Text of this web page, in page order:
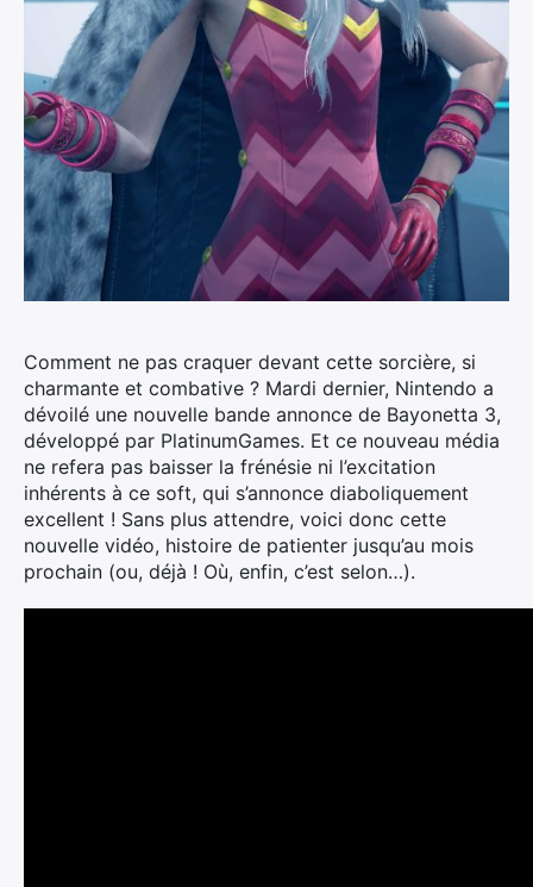
Comment ne pas craquer devant cette sorcière, si
charmante et combative ? Mardi dernier, Nintendo a
dévoilé une nouvelle bande annonce de Bayonetta 3,
développé par PlatinumGames. Et ce nouveau média
ne refera pas baisser la frénésie ni l’excitation
inhérents à ce soft, qui s’annonce diaboliquement
excellent ! Sans plus attendre, voici donc cette
nouvelle vidéo, histoire de patienter jusqu’au mois
prochain (ou, déjà ! Où, enfin, c’est selon…).